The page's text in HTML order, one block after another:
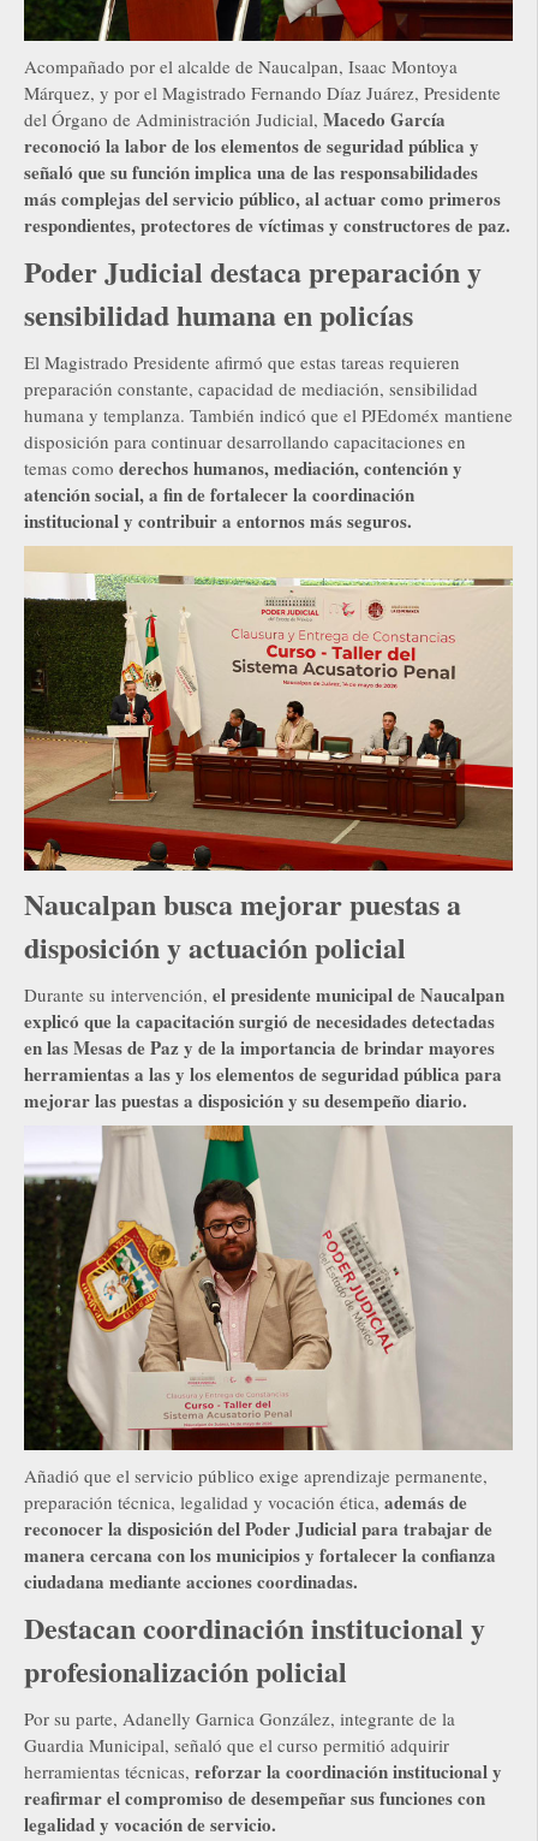
Acompañado por el alcalde de Naucalpan, Isaac Montoya
Márquez, y por el Magistrado Fernando Díaz Juárez, Presidente
del Órgano de Administración Judicial, Macedo García
reconoció la labor de los elementos de seguridad pública y
señaló que su función implica una de las responsabilidades
más complejas del servicio público, al actuar como primeros
respondientes, protectores de víctimas y constructores de paz.
Poder Judicial destaca preparación y
sensibilidad humana en policías
El Magistrado Presidente afirmó que estas tareas requieren
preparación constante, capacidad de mediación, sensibilidad
humana y templanza. También indicó que el PJEdoméx mantiene
disposición para continuar desarrollando capacitaciones en
temas como derechos humanos, mediación, contención y
atención social, a fin de fortalecer la coordinación
institucional y contribuir a entornos más seguros.
Naucalpan busca mejorar puestas a
disposición y actuación policial
Durante su intervención, el presidente municipal de Naucalpan
explicó que la capacitación surgió de necesidades detectadas
en las Mesas de Paz y de la importancia de brindar mayores
herramientas a las y los elementos de seguridad pública para
mejorar las puestas a disposición y su desempeño diario.
Añadió que el servicio público exige aprendizaje permanente,
preparación técnica, legalidad y vocación ética, además de
reconocer la disposición del Poder Judicial para trabajar de
manera cercana con los municipios y fortalecer la confianza
ciudadana mediante acciones coordinadas.
Destacan coordinación institucional y
profesionalización policial
Por su parte, Adanelly Garnica González, integrante de la
Guardia Municipal, señaló que el curso permitió adquirir
herramientas técnicas, reforzar la coordinación institucional y
reafirmar el compromiso de desempeñar sus funciones con
legalidad y vocación de servicio.